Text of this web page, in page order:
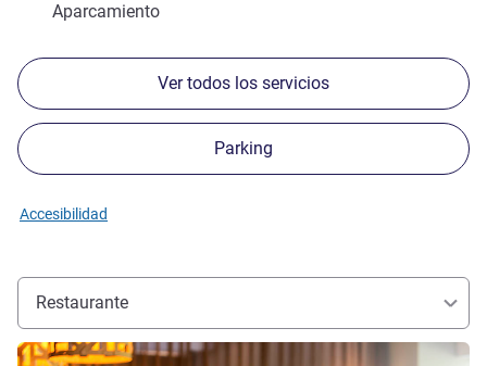
Aparcamiento
Ver todos los servicios
Parking
Accesibilidad
Restaurante
Más información